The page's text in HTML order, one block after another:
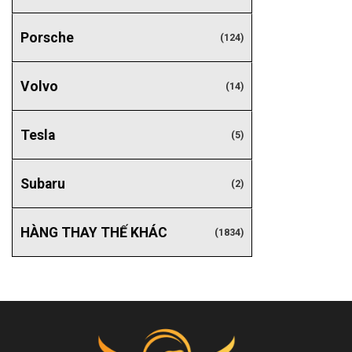
Porsche (124)
Volvo (14)
Tesla (5)
Subaru (2)
HÀNG THAY THẾ KHÁC (1834)